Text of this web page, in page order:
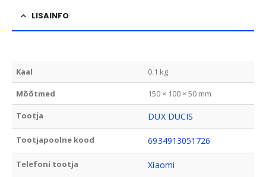
LISAINFO
Kaal 0.1 kg
Mõõtmed 150 × 100 × 50 mm
Tootja DUX DUCIS
Tootjapoolne kood 6934913051726
Telefoni tootja Xiaomi